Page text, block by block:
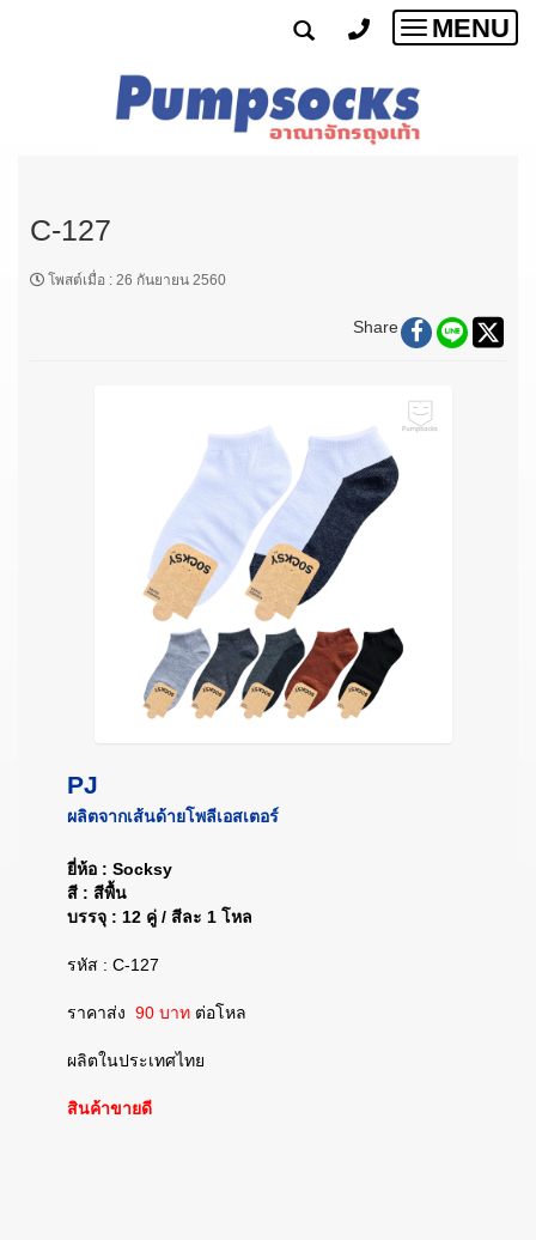
Toggle
MENU
C-127
โพสต์เมื่อ : 26 กันยายน 2560
Share
PJ
ผลิตจากเส้นด้ายโพลีเอสเตอร์
ยี่ห้อ : Socksy
สี : สีพื้น
บรรจุ : 12 คู่ / สีละ 1 โหล
รหัส : C-127
ราคาส่ง 90 บาท ต่อโหล
ผลิตในประเทศไทย
สินค้าขายดี